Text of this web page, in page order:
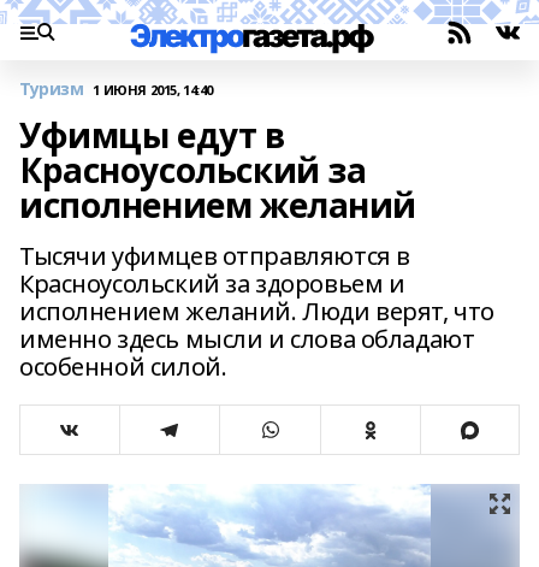
Туризм 1 ИЮНЯ 2015, 14:40
Уфимцы едут в
Красноусольский за
исполнением желаний
Тысячи уфимцев отправляются в
Красноусольский за здоровьем и
исполнением желаний. Люди верят, что
именно здесь мысли и слова обладают
особенной силой.